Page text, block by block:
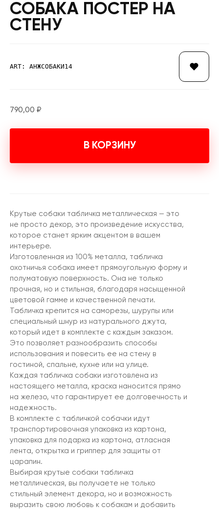
СОБАКА ПОСТЕР НА
СТЕНУ
ART: АНЖСОБАКИ14
790,00 ₽
В КОРЗИНУ
Крутые собаки табличка металлическая — это
не просто декор, это произведение искусства,
которое станет ярким акцентом в вашем
интерьере.
Изготовленная из 100% металла, табличка
охотничья собака имеет прямоугольную форму и
полуматовую поверхность. Она не только
прочная, но и стильная, благодаря насыщенной
цветовой гамме и качественной печати.
Табличка крепится на саморезы, шурупы или
специальный шнур из натурального джута,
который идет в комплекте с каждым заказом.
Это позволяет разнообразить способы
использования и повесить ее на стену в
гостиной, спальне, кухне или на улице.
Каждая табличка собаки изготовлена из
настоящего металла, краска наносится прямо
на железо, что гарантирует ее долговечность и
надежность.
В комплекте с табличкой собачки идут
транспортировочная упаковка из картона,
упаковка для подарка из картона, атласная
лента, открытка и гриппер для защиты от
царапин.
Выбирая крутые собаки табличка
металлическая, вы получаете не только
стильный элемент декора, но и возможность
выразить свою любовь к собакам и добавить